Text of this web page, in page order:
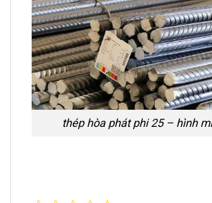
thép hòa phát phi 25 – hình